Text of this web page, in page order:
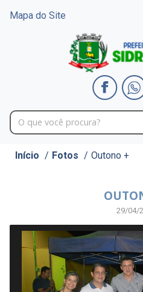
Mapa do Site
Início / Fotos / Outono +
29/04/